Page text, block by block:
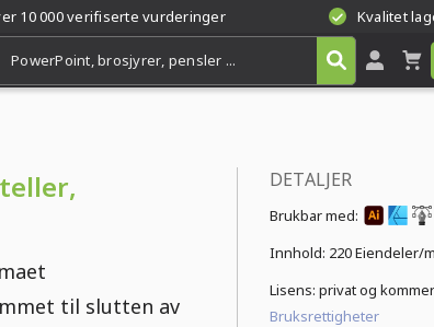
10 000 verifiserte vurderinger Kvalitet
til slutten av
DETALJER
Brukbar med:
Innhold: 220 Eiendeler/
Lisens: privat og
Bruksrettigheter